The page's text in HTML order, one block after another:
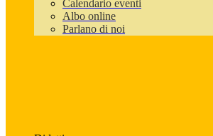
Calendario eventi
Albo online
Parlano di noi